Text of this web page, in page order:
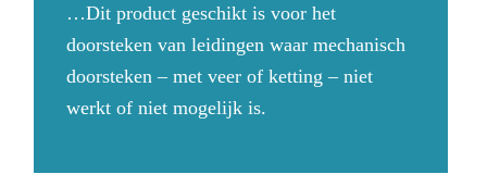
…Dit product geschikt is voor het
doorsteken van leidingen waar mechanisch
doorsteken – met veer of ketting – niet
werkt of niet mogelijk is.